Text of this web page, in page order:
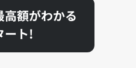
高額がわかる
ート!